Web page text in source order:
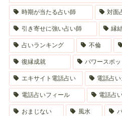
時期が当たる占い師 対面
引き寄せに強い占い師 縁
占いランキング 不倫
復縁成就 パワースポ
エキサイト電話占い 電話占
電話占いフィール 電話占
おまじない 風水